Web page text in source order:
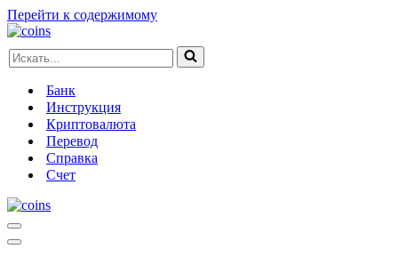
Перейти к содержимому
Искать...
Банк
Инструкция
Криптовалюта
Перевод
Справка
Счет
Меню
навигации
Меню